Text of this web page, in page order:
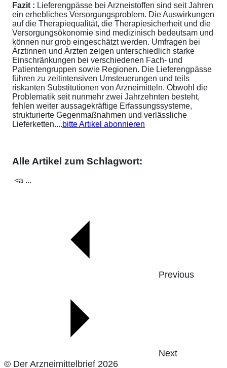
Fazit : Lieferengpässe bei Arzneistoffen sind seit Jahren
ein erhebliches Versorgungsproblem. Die Auswirkungen
auf die Therapiequalität, die Therapiesicherheit und die
Versorgungsökonomie sind medizinisch bedeutsam und
können nur grob eingeschätzt werden. Umfragen bei
Ärztinnen und Ärzten zeigen unterschiedlich starke
Einschränkungen bei verschiedenen Fach- und
Patientengruppen sowie Regionen. Die Lieferengpässe
führen zu zeitintensiven Umsteuerungen und teils
riskanten Substitutionen von Arzneimitteln. Obwohl die
Problematik seit nunmehr zwei Jahrzehnten besteht,
fehlen weiter aussagekräftige Erfassungssysteme,
strukturierte Gegenmaßnahmen und verlässliche
Lieferketten....bitte Artikel abonnieren
Alle Artikel zum Schlagwort:
<a ...
Previous
Next
© Der Arzneimittelbrief 2026